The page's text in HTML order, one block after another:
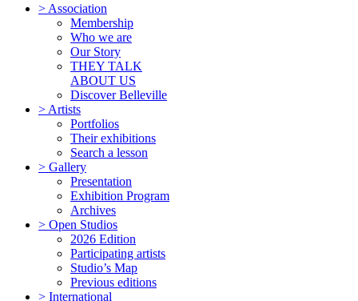
> Association
Membership
Who we are
Our Story
THEY TALK
ABOUT US
Discover Belleville
> Artists
Portfolios
Their exhibitions
Search a lesson
> Gallery
Presentation
Exhibition Program
Archives
> Open Studios
2026 Edition
Participating artists
Studio’s Map
Previous editions
> International